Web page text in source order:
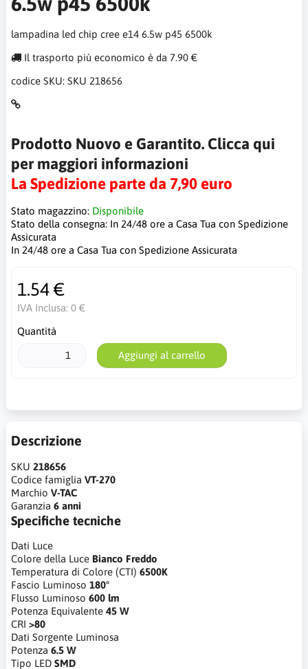
lampadina led chip cree e14 6.5w p45 6500k
Il trasporto più economico è da 7.90 €
codice SKU: SKU 218656
Prodotto Nuovo e Garantito. Clicca qui
per maggiori informazioni
La Spedizione parte da 7,90 euro
Stato magazzino: Disponibile
Stato della consegna: In 24/48 ore a Casa Tua con Spedizione
Assicurata
In 24/48 ore a Casa Tua con Spedizione Assicurata
1.54 €
IVA Inclusa: 0 €
Quantità
Aggiungi al carrello
Descrizione
SKU 218656
Codice famiglia VT-270
Marchio V-TAC
Garanzia 6 anni
Specifiche tecniche
Dati Luce
Colore della Luce Bianco Freddo
Temperatura di Colore (CTI) 6500K
Fascio Luminoso 180°
Flusso Luminoso 600 lm
Potenza Equivalente 45 W
CRI >80
Dati Sorgente Luminosa
Potenza 6.5 W
Tipo LED SMD